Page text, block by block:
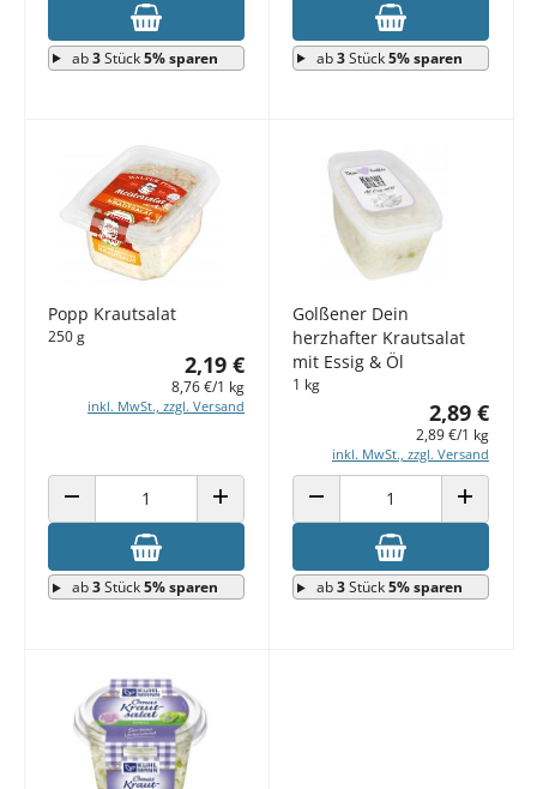
ab3Stück5% sparen ab3Stück5% sparen
Popp Krautsalat
250 g
2,19 €
8,76 €/1 kg
inkl. MwSt., zzgl. Versand
ANZAHL VERRINGERN ANZAHL ERHÖHEN
ab3Stück5% sparen
Golßener Dein
herzhafter Krautsalat
mit Essig & Öl
1 kg
2,89 €
2,89 €/1 kg
inkl. MwSt., zzgl. Versand
ANZAHL VERRINGERN ANZAHL
ab3Stück5% sparen